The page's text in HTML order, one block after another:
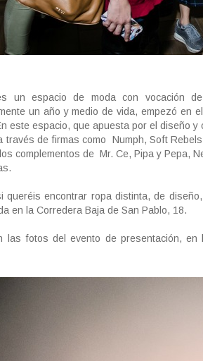
un espacio de moda con vocación
un año y medio de vida, empezó en
este espacio, que apuesta por el diseño
través de firmas como Numph, Soft
complementos de Mr. Ce, Pipa y Pepa,
queréis encontrar ropa distinta, de
en la Corredera Baja de San Pablo, 18.
las fotos del evento de presentación,